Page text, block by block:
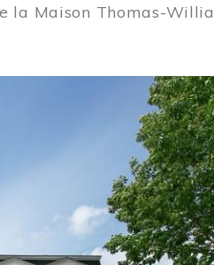
la Maison Thomas-